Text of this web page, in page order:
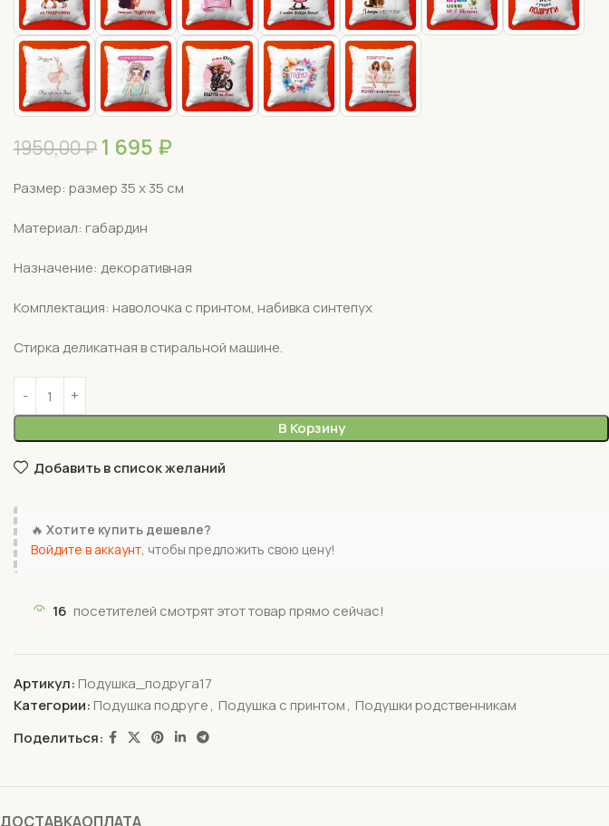
1950,00₽ 1 695 ₽
Размер: размер 35 х 35 см
Материал: габардин
Назначение: декоративная
Комплектация: наволочка с принтом, набивка синтепух
Стирка деликатная в стиральной машине.
В Корзину
Добавить в список желаний
🔥 Хотите купить дешевле?
Войдите в аккаунт, чтобы предложить свою цену!
16 посетителей смотрят этот товар прямо сейчас!
Артикул: Подушка_подруга17
Категории: Подушка подруге, Подушка с принтом, Подушки родственникам
Поделиться:
ДОСТАВКАОПЛАТА